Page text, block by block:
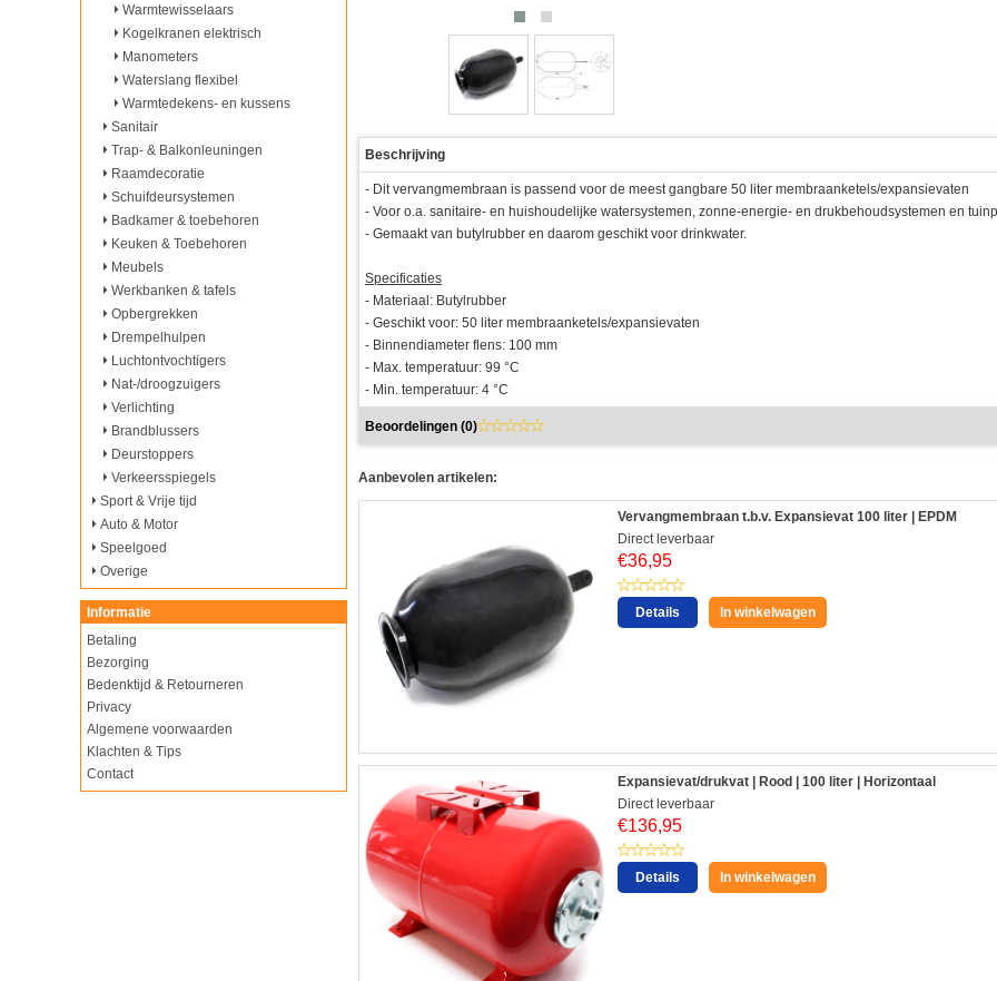
Warmtewisselaars
Kogelkranen elektrisch
Manometers
Waterslang flexibel
Warmtedekens- en kussens
Sanitair
Trap- & Balkonleuningen
Raamdecoratie
Schuifdeursystemen
Badkamer & toebehoren
Keuken & Toebehoren
Meubels
Werkbanken & tafels
Opbergrekken
Drempelhulpen
Luchtontvochtigers
Nat-/droogzuigers
Verlichting
Brandblussers
Deurstoppers
Verkeersspiegels
Sport & Vrije tijd
Auto & Motor
Speelgoed
Overige
Informatie
Betaling
Bezorging
Bedenktijd & Retourneren
Privacy
Algemene voorwaarden
Klachten & Tips
Contact
Beschrijving
- Dit vervangmembraan is passend voor de meest gangbare 50 liter membraanketels/expansievaten
- Voor o.a. sanitaire- en huishoudelijke watersystemen, zonne-energie- en drukbehoudsystemen en
- Gemaakt van butylrubber en daarom geschikt voor drinkwater.
Specificaties
- Materiaal: Butylrubber
- Geschikt voor: 50 liter membraanketels/expansievaten
- Binnendiameter flens: 100 mm
- Max. temperatuur: 99 °C
- Min. temperatuur: 4 °C
Beoordelingen (0)
Aanbevolen artikelen:
Vervangmembraan t.b.v. Expansievat 100 liter | EPDM
Direct leverbaar
€36,95
Details In winkelwagen
Expansievat/drukvat | Rood | 100 liter | Horizontaal
Direct leverbaar
€136,95
Details In winkelwagen